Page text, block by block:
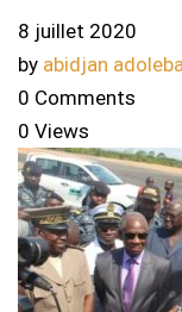
8 juillet 2020
by abidjan
0 Comments
0 Views